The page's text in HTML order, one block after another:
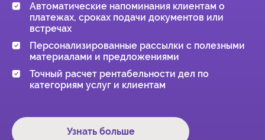
Автоматические напоминания клиентам о
платежах, сроках подачи документов или
встречах
Персонализированные рассылки с полезными
материалами и предложениями
Точный расчет рентабельности дел по
категориям услуг и клиентам
Узнать больше